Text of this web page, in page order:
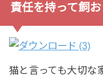
責任を持って飼お
猫と言っても大切な